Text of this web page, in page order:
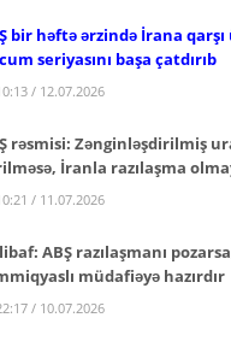
bir həftə ərzində İrana
seriyasını başa çatdırıb
/ 12.07.2026
rəsmisi: Zənginləşdirilmiş
İranla razılaşma
/ 11.07.2026
ABŞ razılaşmanı
müdafiəyə hazırdır
/ 10.07.2026